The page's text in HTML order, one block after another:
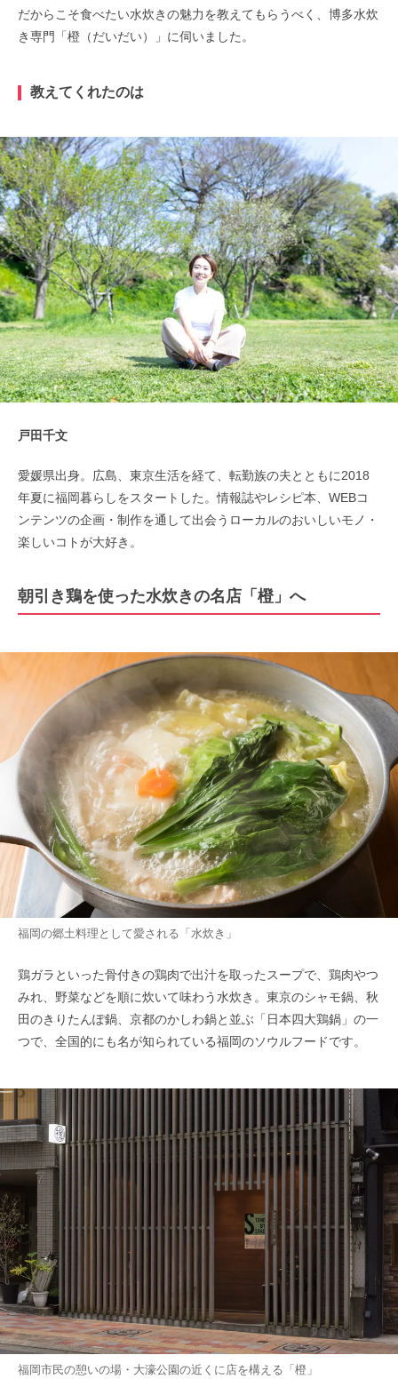
だからこそ食べたい水炊きの魅力を教えてもらうべく、博多水炊
き専門「橙（だいだい）」に伺いました。
教えてくれたのは
戸田千文
愛媛県出身。広島、東京生活を経て、転勤族の夫とともに2018
年夏に福岡暮らしをスタートした。情報誌やレシピ本、WEBコ
ンテンツの企画・制作を通して出会うローカルのおいしいモノ・
楽しいコトが大好き。
朝引き鶏を使った水炊きの名店「橙」へ
福岡の郷土料理として愛される「水炊き」
鶏ガラといった骨付きの鶏肉で出汁を取ったスープで、鶏肉やつ
みれ、野菜などを順に炊いて味わう水炊き。東京のシャモ鍋、秋
田のきりたんぽ鍋、京都のかしわ鍋と並ぶ「日本四大鶏鍋」の一
つで、全国的にも名が知られている福岡のソウルフードです。
福岡市民の憩いの場・大濠公園の近くに店を構える「橙」